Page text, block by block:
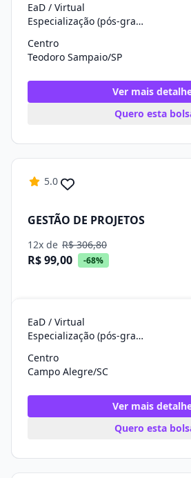
EaD / Virtual
Especialização (pós-graduação)
Centro
Teodoro Sampaio/SP
Ver mais
Quero esta
5.0
GESTÃO DE PROJETOS
12x de R$ 306,80
R$ 99,00 -68%
EaD / Virtual
Especialização (pós-graduação)
Centro
Campo Alegre/SC
Ver mais
Quero esta